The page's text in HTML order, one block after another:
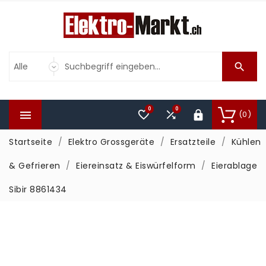

 (0)

0
0
Startseite Elektro Grossgeräte Ersatzteile
Kühlen
& Gefrieren
Eiereinsatz & Eiswürfelform
Eierablage
Sibir 8861434